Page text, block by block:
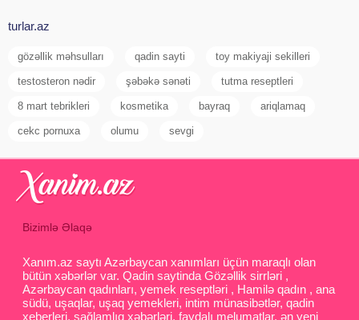
turlar.az
gözəllik məhsulları qadin sayti toy makiyaji sekilleri
testosteron nədir şəbəkə sənəti tutma reseptleri
8 mart tebrikleri kosmetika bayraq ariqlamaq
cekc pornuxa olumu sevgi
Bizimlə Əlaqə
Xanım.az saytı Azərbaycan xanımları üçün maraqlı olan
bütün xəbərlər var. Qadin saytinda Gözəllik sirrləri ,
Azərbaycan qadınları, yemek reseptləri , Hamilə qadın , ana
südü, uşaqlar, uşaq yemekleri, intim münasibətlər, qadin
xeberleri, sağlamlıq xəbərləri, faydalı melumatlar, ən yeni